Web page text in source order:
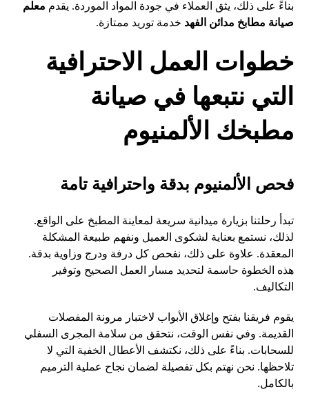
بناءً على ذلك، يثق العملاء في جودة المواد الموردة. يقدم معلم
صيانة مطابخ مدائن الفهد خدمة توريد ممتازة.
خطوات العمل الاحترافية
التي نتبعها في صيانة
مطبخك الألمنيوم
فحص الألمنيوم بدقة واحترافية تامة
تبدأ رحلتنا بزيارة ميدانية سريعة لمعاينة المطبخ على الواقع.
لذلك، نستمع بعناية لشكوى العميل ونفهم طبيعة المشكلة
المعقدة. علاوة على ذلك، نفحص كل درفة ودرج وزاوية بدقة.
هذه الخطوة حاسمة لتحديد مسار العمل الصحيح وتوفير
التكاليف.
يقوم فريقنا بفتح وإغلاق الأبواب لاختبار مرونة المفصلات
القديمة. وفي نفس الوقت، نتحقق من سلامة المجرى السفلي
للسحابات. بناءً على ذلك، نكتشف الأعطال الخفية التي لا
تلاحظها. نحن نهتم بكل تفصيلة لضمان نجاح عملية الترميم
بالكامل.